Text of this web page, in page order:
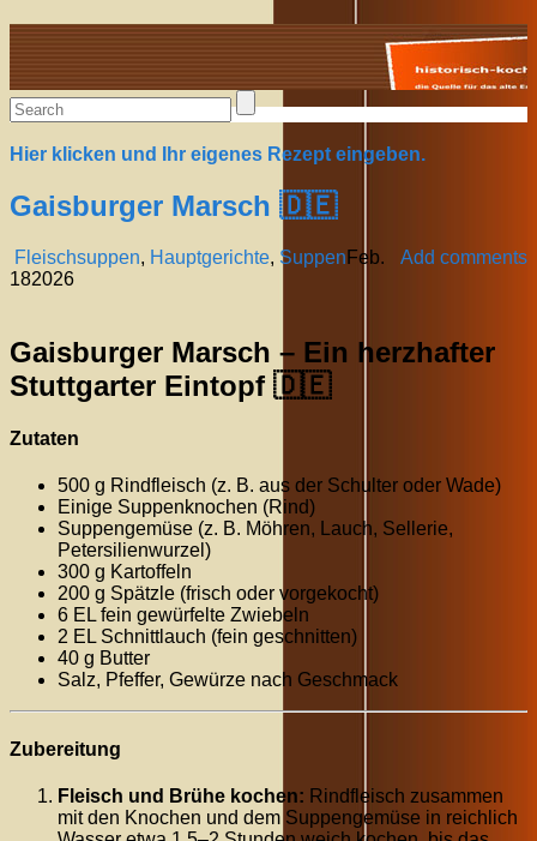
Alte Rezepte online
Hier klicken und Ihr eigenes Rezept eingeben.
Gaisburger Marsch 🇩🇪
Fleischsuppen, Hauptgerichte, Suppen Add comments
Feb.
182026
Gaisburger Marsch – Ein herzhafter
Stuttgarter Eintopf 🇩🇪
Zutaten
500 g Rindfleisch (z. B. aus der Schulter oder Wade)
Einige Suppenknochen (Rind)
Suppengemüse (z. B. Möhren, Lauch, Sellerie,
Petersilienwurzel)
300 g Kartoffeln
200 g Spätzle (frisch oder vorgekocht)
6 EL fein gewürfelte Zwiebeln
2 EL Schnittlauch (fein geschnitten)
40 g Butter
Salz, Pfeffer, Gewürze nach Geschmack
Zubereitung
Fleisch und Brühe kochen: Rindfleisch zusammen
mit den Knochen und dem Suppengemüse in reichlich